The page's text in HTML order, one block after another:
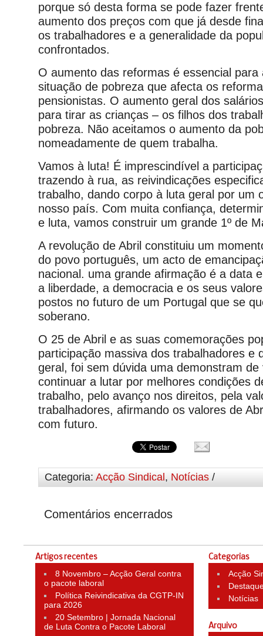
porque só desta forma se pode fazer
aumento dos preços com que já desde
os trabalhadores e a generalidade da
confrontados.
O aumento das reformas é essencial para
situação de pobreza que afecta os
pensionistas. O aumento geral dos
para tirar as crianças – os filhos dos
pobreza. Não aceitamos o aumento da
nomeadamente de quem trabalha.
Vamos à luta! É imprescindível a
trazendo à rua, as reivindicações
trabalho, dando corpo à luta geral por um
nosso país. Com muita confiança,
e luta, vamos construir um grande 1º de
A revolução de Abril constituiu um
do povo português, um acto de
nacional. uma grande afirmação é a data
a liberdade, a democracia e os seus
postos no futuro de um Portugal que se
soberano.
O 25 de Abril e as suas comemorações
participação massiva dos trabalhadores e
geral, foi sem dúvida uma demonstram de
continuar a lutar por melhores condições
trabalho, pelo avanço nos direitos, pela
trabalhadores, afirmando os valores de
com futuro.
Categoria: Acção Sindical , Notícias /
Comentários encerrados
Artigos recentes
8 Novembro – Acção Geral contra
o pacote laboral
Política Reivindicativa da CGTP-IN
para 2026
20 Setembro | Jornada Nacional
de Luta Contra o Pacote Laboral
Categorias
Acção
Notícias
Arquivo